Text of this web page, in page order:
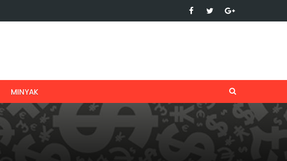
MINYAK